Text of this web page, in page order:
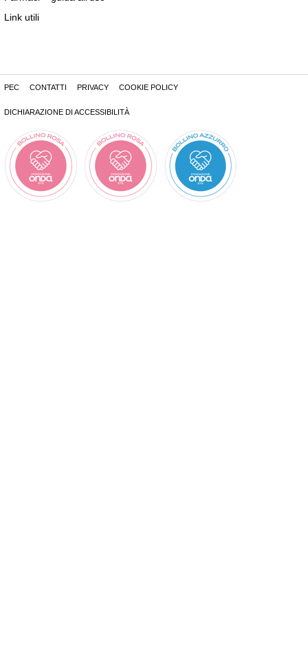
Link utili
PEC CONTATTI PRIVACY COOKIE POLICY
DICHIARAZIONE DI ACCESSIBILITÀ